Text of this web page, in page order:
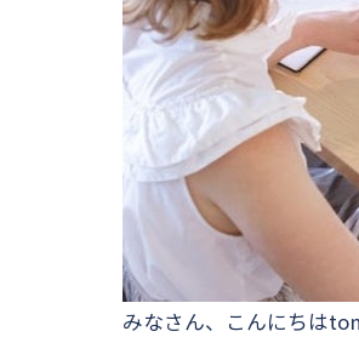
みなさん、こんにちは